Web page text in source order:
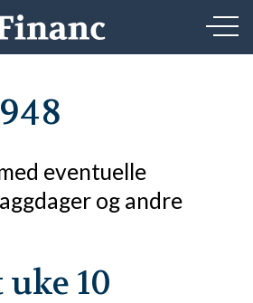
eventuelle
og andre
10